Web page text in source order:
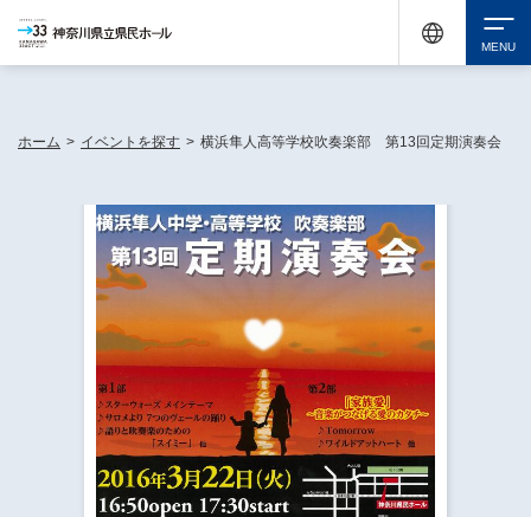
イベントを探す
・ イベント一覧
・ イベントカレンダー
休館中の県民ホールについて
・ 施設概要
神奈川県立県民ホールSNS
チケット購入
ホーム > イベントを探す > 横浜隼人高等学校吹奏楽部 第13回定期演奏会